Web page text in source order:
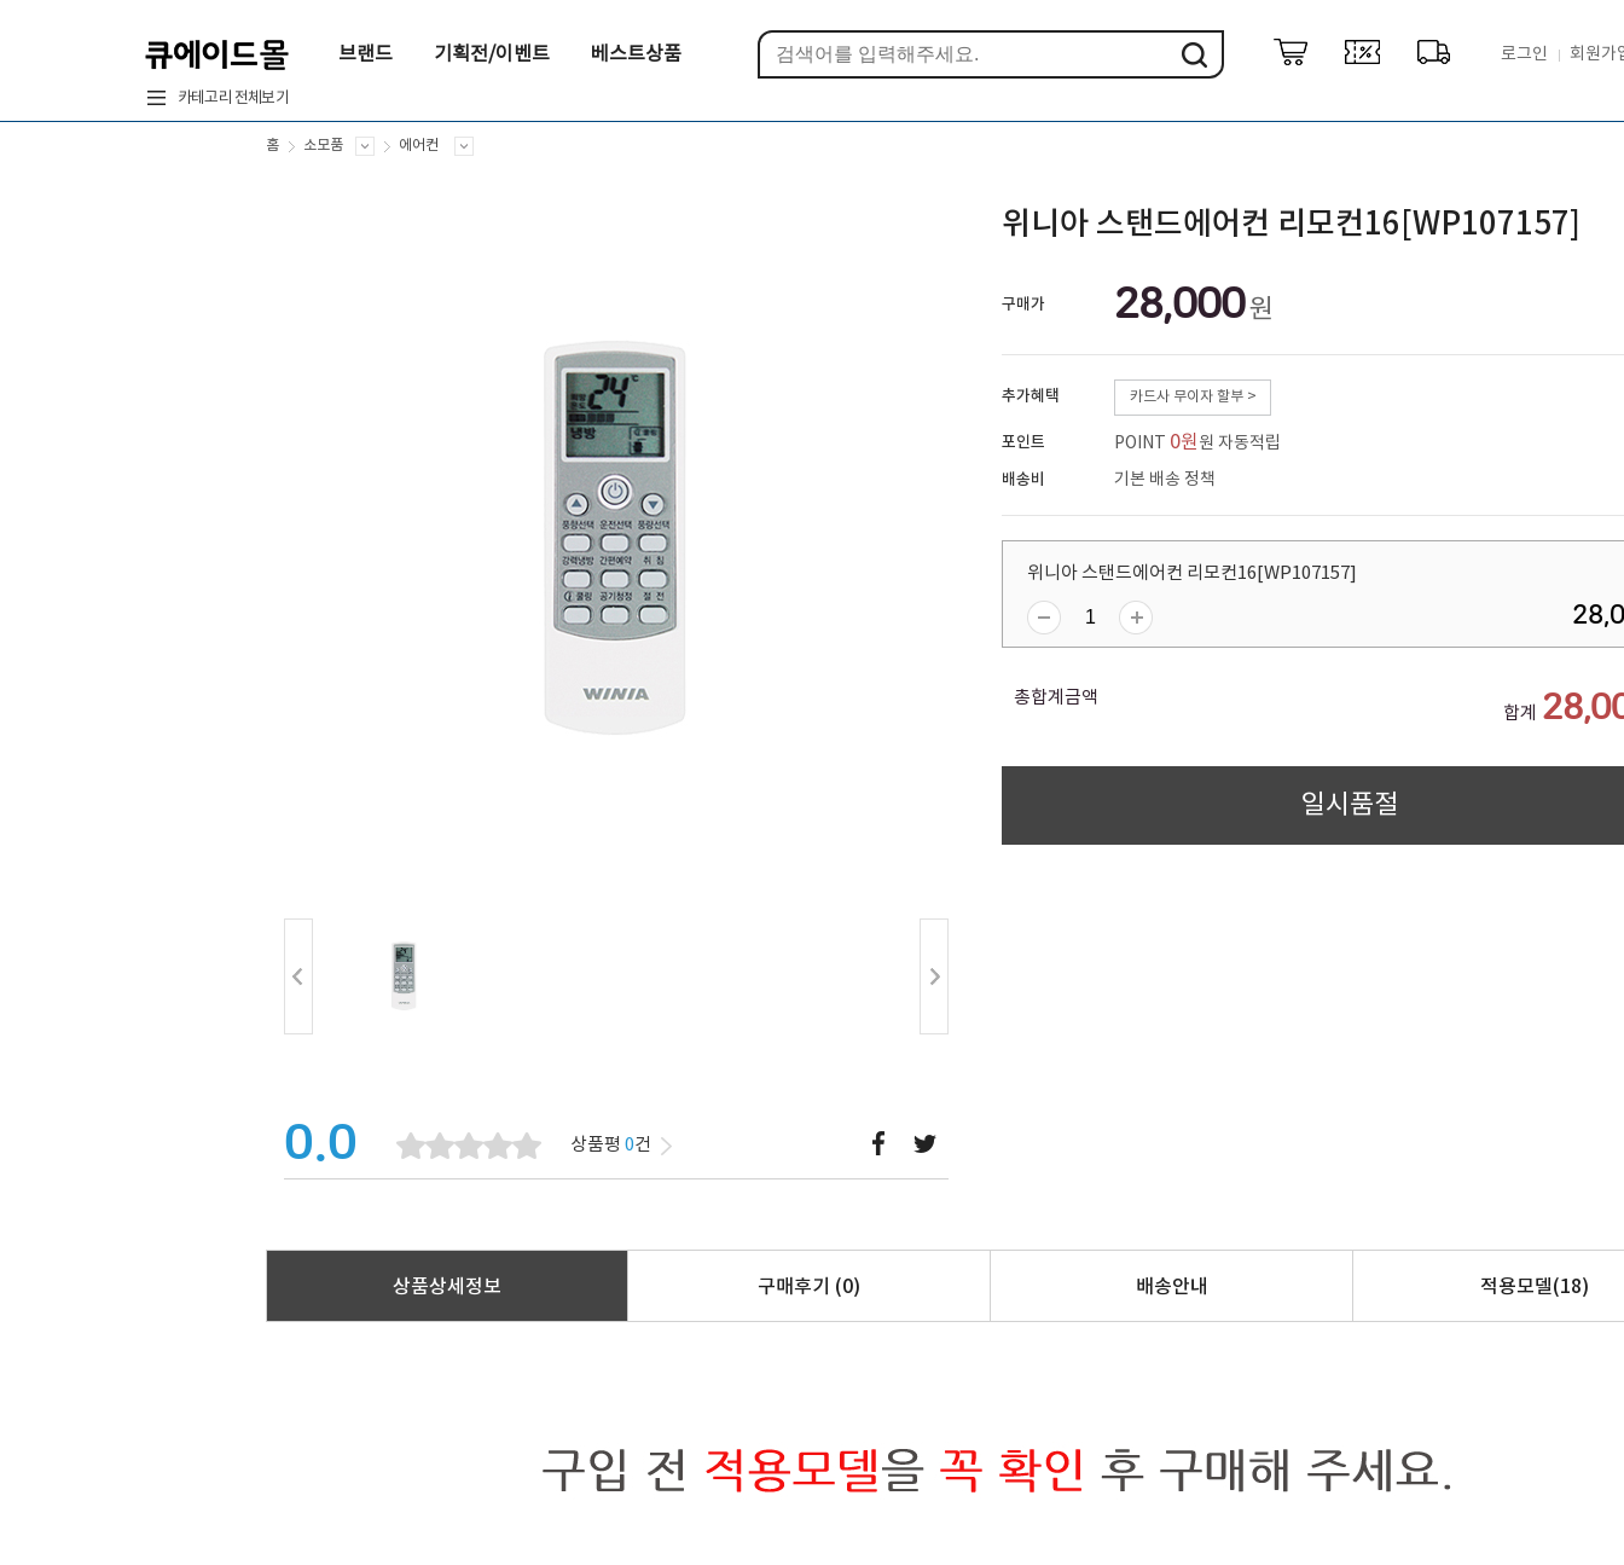
브랜드 기획전/이벤트 베스트상품 로그인 회원가
카테고리 전체보기
홈 소모품 에어컨
0.0 상품평 0건
위니아 스탠드에어컨 리모컨16[WP107157]
구매가 28,000원
추가혜택 카드사 무이자 할부 >
포인트 POINT 0원원 자동적립
배송비
기본 배송 정책
위니아 스탠드에어컨 리모컨16[WP107157]
총합계금액
합계
일시품절
상품상세정보 구매후기 (0) 배송안내 적용모델(18)